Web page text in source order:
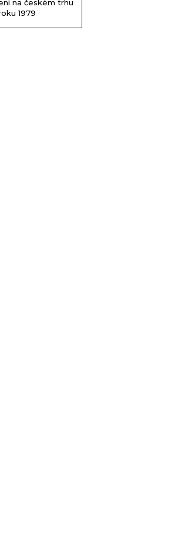
na českém trhu
1979